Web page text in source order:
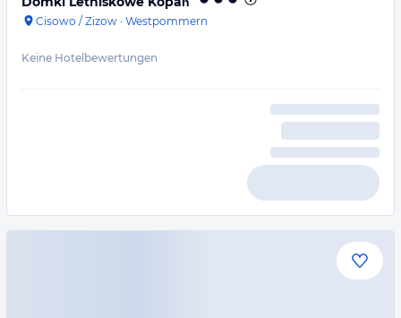
Cisowo / Zizow · Westpommern
Keine Hotelbewertungen